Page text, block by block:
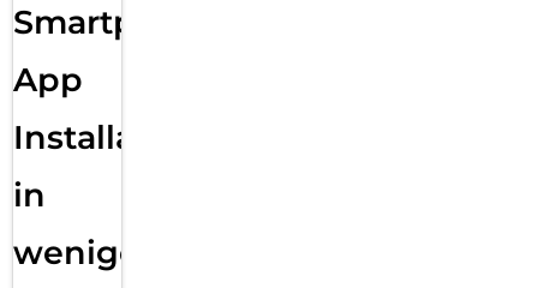
Smartphone
App
Installation
in
wenigen